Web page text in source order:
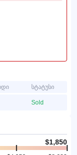
სტატუსი
Sold
$1,850